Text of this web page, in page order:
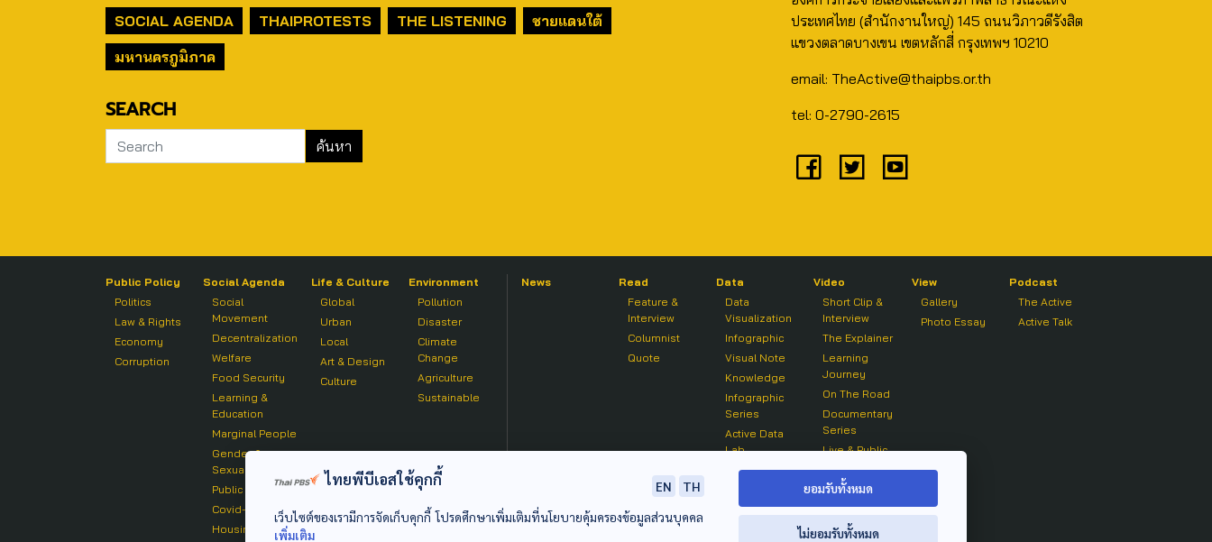
SOCIAL AGENDA
THAIPROTESTS THE LISTENING
ชายแดนใต้
มหานครภูมิภาค
SEARCH
ประเทศไทย (สำนักงานใหญ่) 145 ถนนวิภาวดีรังสิต
แขวงตลาดบางเขน เขตหลักสี่ กรุงเทพฯ 10210
email: TheActive@thaipbs.or.th
tel: 0-2790-2615
Public Policy
Politics
Law & Rights
Economy
Corruption
Social Agenda
Social
Movement
Decentralization
Welfare
Food Security
Learning &
Education
Marginal People
Gender &
Sexuality
Public Health
Covid-19
Housing
Life & Culture
Global
Urban
Local
Art & Design
Culture
Environment
Pollution
Disaster
Climate
Change
Agriculture
Sustainable
News
Read
Feature &
Interview
Columnist
Quote
Data
Data
Visualization
Infographic
Visual Note
Knowledge
Infographic
Series
Active Data
Lab
Video
Short Clip &
Interview
The Explainer
Learning
Journey
On The Road
Documentary
Series
Live & Public
On air Clip
View
Gallery
Photo Essay
Podcast
The Active
Active Talk
ไทยพีบีเอสใช้คุกกี้ EN
TH
เว็บไซต์ของเรามีการจัดเก็บคุกกี้ โปรดศึกษาเพิ่มเติมที่นโยบายคุ้มครองข้อมูลส่วนบุคคล
เพิ่มเติม
ยอมรับทั้งหมด
ไม่ยอมรับทั้งหมด